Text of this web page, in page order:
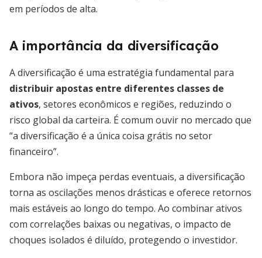
em períodos de alta.
A importância da diversificação
A diversificação é uma estratégia fundamental para
distribuir apostas entre diferentes classes de
ativos, setores econômicos e regiões, reduzindo o
risco global da carteira. É comum ouvir no mercado que
“a diversificação é a única coisa grátis no setor
financeiro”.
Embora não impeça perdas eventuais, a diversificação
torna as oscilações menos drásticas e oferece retornos
mais estáveis ao longo do tempo. Ao combinar ativos
com correlações baixas ou negativas, o impacto de
choques isolados é diluído, protegendo o investidor.